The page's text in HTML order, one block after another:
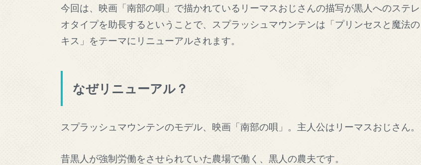
今回は、映画「南部の唄」で描かれているリーマスおじさんの描写が黒人へのステレ
オタイプを助長するということで、スプラッシュマウンテンは「プリンセスと魔法の
キス」をテーマにリニューアルされます。
なぜリニューアル？
スプラッシュマウンテンのモデル、映画「南部の唄」。主人公はリーマスおじさん。
昔黒人が強制労働をさせられていた農場で働く、黒人の農夫です。